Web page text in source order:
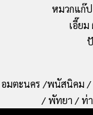
หมวกแก๊
เอี๊ยม
อมตะนคร /พนัสนิคม
/ พัทยา / ท่